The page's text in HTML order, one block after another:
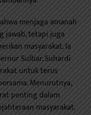
menjaga amanah
jawab, tetapi juga
masyarakat. Ia
Sulbar, Suhardi
untuk terus
Menurutnya,
penting dalam
masyarakat.